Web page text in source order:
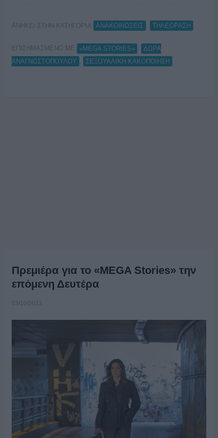
ΑΝΗΚΕΙ ΣΤΗΝ ΚΑΤΗΓΟΡΙΑ: ΑΝΑΚΟΙΝΩΣΕΙΣ ΤΗΛΕΟΡΑΣΗ
ΕΠΙΣΗΜΑΣΜΕΝΟ ΜΕ: «MEGA STORIES»
ΔΩΡΑ
ΑΝΑΓΝΩΣΤΟΠΟΥΛΟΥ
ΣΕΞΟΥΑΛΙΚΗ ΚΑΚΟΠΟΙΗΣΗ
Πρεμιέρα για το «MEGA Stories» την
επόμενη Δευτέρα
03/10/2023